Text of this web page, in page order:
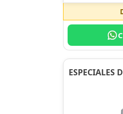
ESPECIALES